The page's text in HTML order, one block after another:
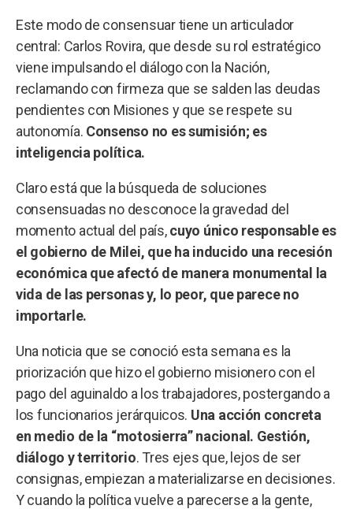
Este modo de consensuar tiene un articulador
central: Carlos Rovira, que desde su rol estratégico
viene impulsando el diálogo con la Nación,
reclamando con firmeza que se salden las deudas
pendientes con Misiones y que se respete su
autonomía. Consenso no es sumisión; es
inteligencia política.
Claro está que la búsqueda de soluciones
consensuadas no desconoce la gravedad del
momento actual del país,cuyo único responsable es
el gobierno de Milei, que ha inducido una recesión
económica que afectó de manera monumental la
vida de las personas y, lo peor, que parece no
importarle.
Una noticia que se conoció esta semana es la
priorización que hizo el gobierno misionero con el
pago del aguinaldo a los trabajadores, postergando a
los funcionarios jerárquicos. Una acción concreta
en medio de la “motosierra” nacional. Gestión,
diálogo y territorio. Tres ejes que, lejos de ser
consignas, empiezan a materializarse en decisiones.
Y cuando la política vuelve a parecerse a la gente,